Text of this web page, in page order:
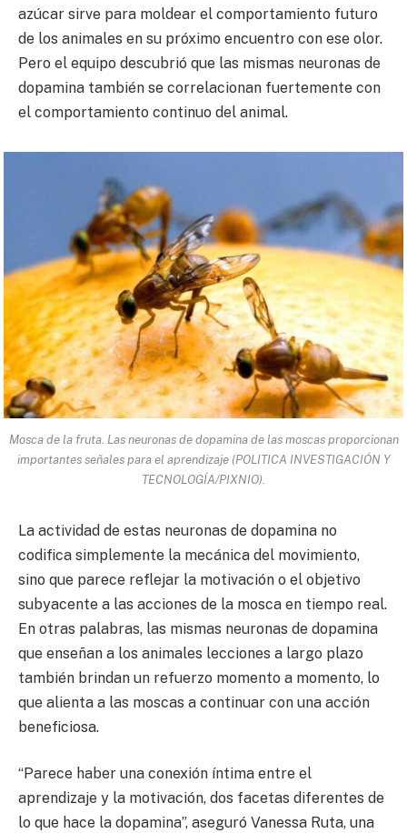
azúcar sirve para moldear el comportamiento futuro
de los animales en su próximo encuentro con ese olor.
Pero el equipo descubrió que las mismas neuronas de
dopamina también se correlacionan fuertemente con
el comportamiento continuo del animal.
Mosca de la fruta. Las neuronas de dopamina de las moscas proporcionan
importantes señales para el aprendizaje (POLITICA INVESTIGACIÓN Y
TECNOLOGÍA/PIXNIO).
La actividad de estas neuronas de dopamina no
codifica simplemente la mecánica del movimiento,
sino que parece reflejar la motivación o el objetivo
subyacente a las acciones de la mosca en tiempo real.
En otras palabras, las mismas neuronas de dopamina
que enseñan a los animales lecciones a largo plazo
también brindan un refuerzo momento a momento, lo
que alienta a las moscas a continuar con una acción
beneficiosa.
“Parece haber una conexión íntima entre el
aprendizaje y la motivación, dos facetas diferentes de
lo que hace la dopamina”, aseguró Vanessa Ruta, una